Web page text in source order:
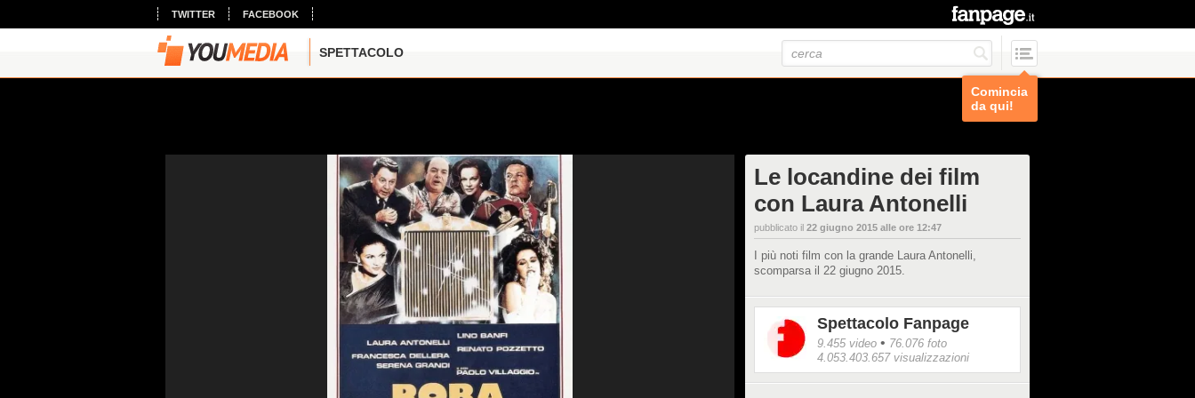
TWITTER FACEBOOK
SPETTACOLO
Comincia
da qui!
Le locandine dei film
con Laura Antonelli
pubblicato il 22 giugno 2015 alle ore 12:47
I più noti film con la grande Laura Antonelli,
scomparsa il 22 giugno 2015.
Spettacolo Fanpage
9.455 video • 76.076 foto
4.053.403.657 visualizzazioni